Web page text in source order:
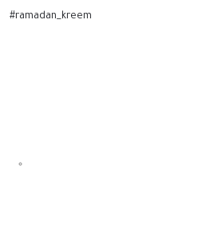
#ramadan_kreem